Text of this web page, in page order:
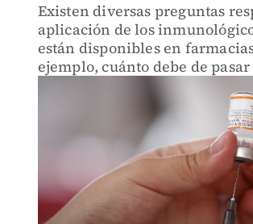
Existen diversas preguntas
aplicación de los
están disponibles en
ejemplo, cuánto debe de